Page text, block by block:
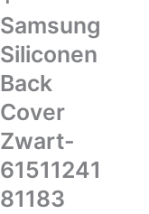
Samsung
Siliconen
Back
Cover
Zwart-
61511241
81183